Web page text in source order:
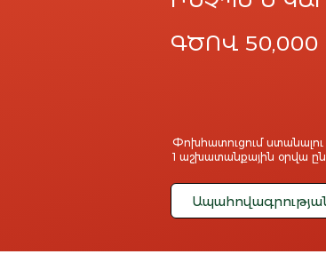
ԳԾՈՎ
Փոխհատուցում
1 աշխատանքային օրվա